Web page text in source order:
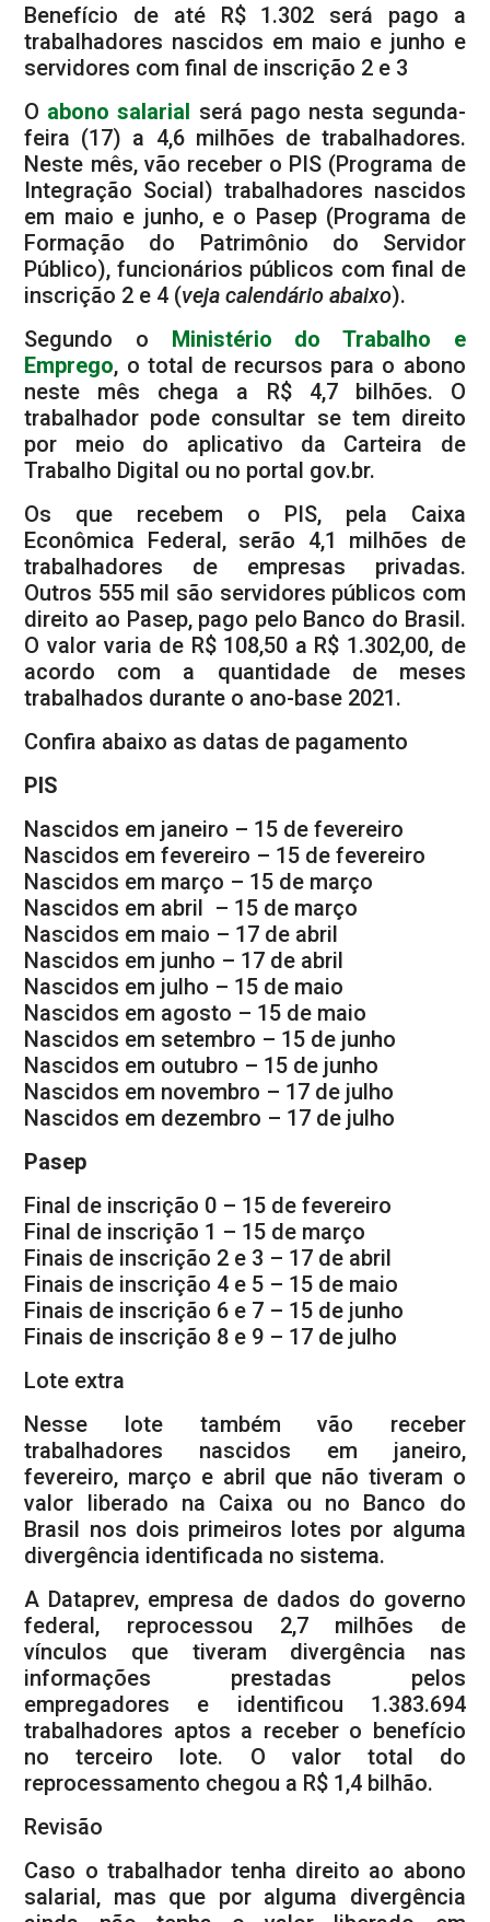
Benefício de até R$ 1.302 será pago a
trabalhadores nascidos em maio e junho e
servidores com final de inscrição 2 e 3
O abono salarial será pago nesta segunda-
feira (17) a 4,6 milhões de trabalhadores.
Neste mês, vão receber o PIS (Programa de
Integração Social) trabalhadores nascidos
em maio e junho, e o Pasep (Programa de
Formação do Patrimônio do Servidor
Público), funcionários públicos com final de
inscrição 2 e 4 (veja calendário abaixo).
Segundo o Ministério do Trabalho e
Emprego, o total de recursos para o abono
neste mês chega a R$ 4,7 bilhões. O
trabalhador pode consultar se tem direito
por meio do aplicativo da Carteira de
Trabalho Digital ou no portal gov.br.
Os que recebem o PIS, pela Caixa
Econômica Federal, serão 4,1 milhões de
trabalhadores de empresas privadas.
Outros 555 mil são servidores públicos com
direito ao Pasep, pago pelo Banco do Brasil.
O valor varia de R$ 108,50 a R$ 1.302,00, de
acordo com a quantidade de meses
trabalhados durante o ano-base 2021.
Confira abaixo as datas de pagamento
PIS
Nascidos em janeiro – 15 de fevereiro
Nascidos em fevereiro – 15 de fevereiro
Nascidos em março – 15 de março
Nascidos em abril – 15 de março
Nascidos em maio – 17 de abril
Nascidos em junho – 17 de abril
Nascidos em julho – 15 de maio
Nascidos em agosto – 15 de maio
Nascidos em setembro – 15 de junho
Nascidos em outubro – 15 de junho
Nascidos em novembro – 17 de julho
Nascidos em dezembro – 17 de julho
Pasep
Final de inscrição 0 – 15 de fevereiro
Final de inscrição 1 – 15 de março
Finais de inscrição 2 e 3 – 17 de abril
Finais de inscrição 4 e 5 – 15 de maio
Finais de inscrição 6 e 7 – 15 de junho
Finais de inscrição 8 e 9 – 17 de julho
Lote extra
Nesse lote também vão receber
trabalhadores nascidos em janeiro,
fevereiro, março e abril que não tiveram o
valor liberado na Caixa ou no Banco do
Brasil nos dois primeiros lotes por alguma
divergência identificada no sistema.
A Dataprev, empresa de dados do governo
federal, reprocessou 2,7 milhões de
vínculos que tiveram divergência nas
informações prestadas pelos
empregadores e identificou 1.383.694
trabalhadores aptos a receber o benefício
no terceiro lote. O valor total do
reprocessamento chegou a R$ 1,4 bilhão.
Revisão
Caso o trabalhador tenha direito ao abono
salarial, mas que por alguma divergência